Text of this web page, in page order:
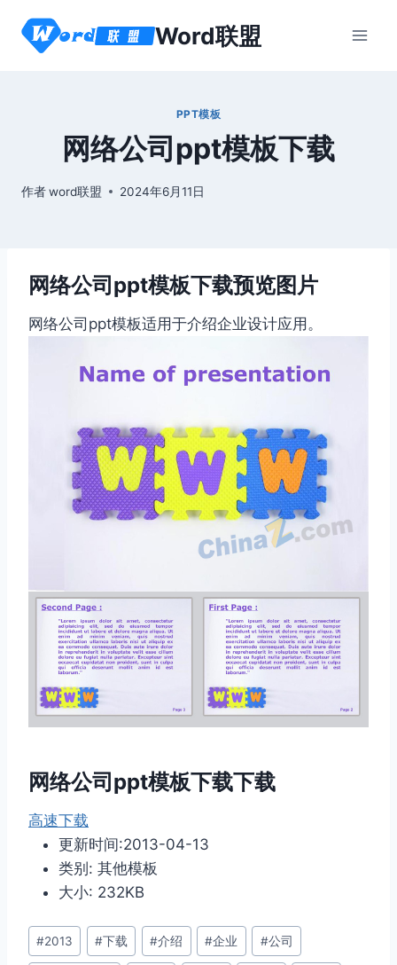
Word联盟
PPT模板
网络公司ppt模板下载
作者word联盟 2024年6月11日
网络公司ppt模板下载预览图片
网络公司ppt模板适用于介绍企业设计应用。
网络公司ppt模板下载下载
高速下载
更新时间:2013-04-13
类别: 其他模板
大小: 232KB
文
章
#2013 #下载 #介绍 #企业 #公司